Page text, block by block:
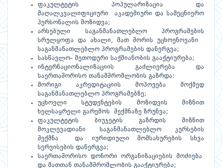
ფაკულტეტის პოპულარიზაცია და
მაღალკვალიფიციური აკადემიური და სამეცნიერო
პერსონალის მოზიდვა;
არსებული საგანმანათლებლო პროგრამების
სრულყოფა და ახალი, მათ შორის უცხოენოვანი
საგანმანათლებლო პროგრამების დანერგვა;
სასწავლო- მეთოდური საქმიანობის გააქტიურება;
ინტერნაციონალიზაციის გაძლიერება და
საერთაშორისო თანამშრომლობის გაზრდა:
მორიგი აკრედიტაციის მოპოვება მოქმედ
საგანმანათლებლო პროგრამებზე;
უცხოელი სტუდენტების მოზიდვის მიზნით
ხელსაყრელი გარემოს შექმნაზე ზრუნვა;
ფაკულტეტის ბიუჯეტის გაზრდის მიზნით
მოკლევადიანი საგანმანათლებლო კურსების
შექმნა და იურიდიული მომსახურების სხვა
სერვისების დანერგვა;
საერთაშორისო დონორი ორგანიზაციების მოძიება
და მათთან თანამშრომლობის გააქტიურება;